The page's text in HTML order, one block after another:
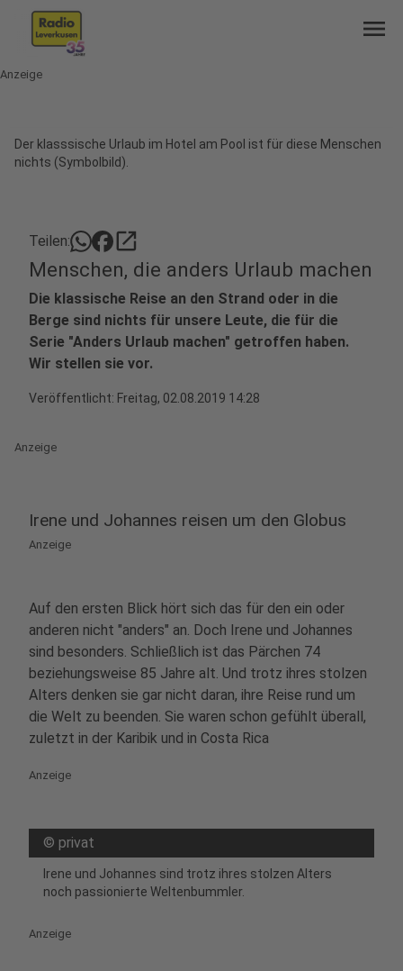
menu
Anzeige
Der klasssische Urlaub im Hotel am Pool ist für diese Menschen
nichts (Symbolbild).
Teilen: open_in_new
Menschen, die anders Urlaub machen
Die klassische Reise an den Strand oder in die
Berge sind nichts für unsere Leute, die für die
Serie "Anders Urlaub machen" getroffen haben.
Wir stellen sie vor.
Veröffentlicht: Freitag, 02.08.2019 14:28
Anzeige
Irene und Johannes reisen um den Globus
Anzeige
Auf den ersten Blick hört sich das für den ein oder
anderen nicht "anders" an. Doch Irene und Johannes
sind besonders. Schließlich ist das Pärchen 74
beziehungsweise 85 Jahre alt. Und trotz ihres stolzen
Alters denken sie gar nicht daran, ihre Reise rund um
die Welt zu beenden. Sie waren schon gefühlt überall,
zuletzt in der Karibik und in Costa Rica
Anzeige
© privat
Irene und Johannes sind trotz ihres stolzen Alters
noch passionierte Weltenbummler.
Anzeige